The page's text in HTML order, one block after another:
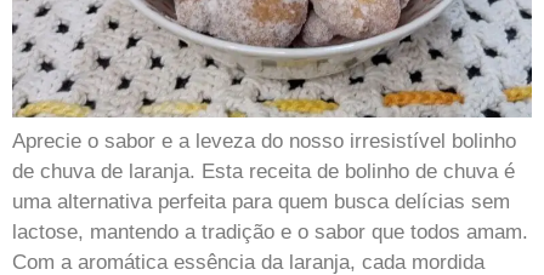
Aprecie o sabor e a leveza do nosso irresistível bolinho
de chuva de laranja. Esta receita de bolinho de chuva é
uma alternativa perfeita para quem busca delícias sem
lactose, mantendo a tradição e o sabor que todos amam.
Com a aromática essência da laranja, cada mordida